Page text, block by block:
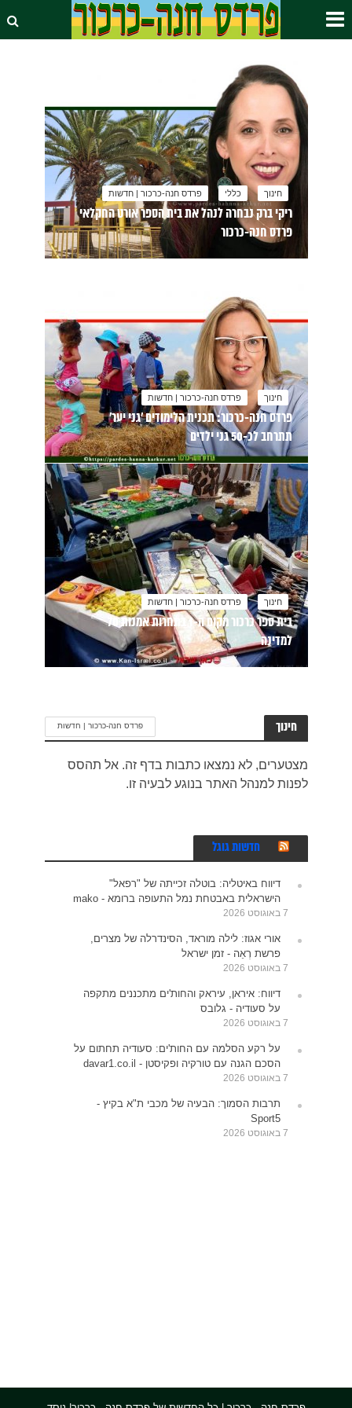
חינוך כללי פרדס חנה-כרכור | חדשות
ריקי ברק נבחרה לנהל את בית הספר אורט החקלאי
פרדס חנה-כרכור
חינוך פרדס חנה-כרכור | חדשות
פרדס חנה-כרכור: תכנית הלימודים 'גני יער'
תתרחב לכ-50 גני ילדים
חינוך פרדס חנה-כרכור | חדשות
בית ספר כרכור מקום ה-1 בתחרות אמנות 70
למדינה
חינוך פרדס חנה-כרכור | חדשות
מצטערים, לא נמצאו כתבות בדף זה. אל תהסס
לפנות למנהל האתר בנוגע לבעיה זו.
חדשות גוגל
דיווח באיטליה: בוטלה זכייתה של "רפאל"
הישראלית באבטחת נמל התעופה ברומא - mako
7 באוגוסט 2026
אורי אגוז: לילה מוראד, הסינדרלה של מצרים,
פרשת רְאֵה - זמן ישראל
7 באוגוסט 2026
דיווח: איראן, עיראק והחות'ים מתכננים מתקפה
על סעודיה - גלובס
7 באוגוסט 2026
על רקע הסלמה עם החות'ים: סעודיה תחתום על
הסכם הגנה עם טורקיה ופקיסטן - davar1.co.il
7 באוגוסט 2026
תרבות הסמוך: הבעיה של מכבי ת"א בקיץ -
Sport5
7 באוגוסט 2026